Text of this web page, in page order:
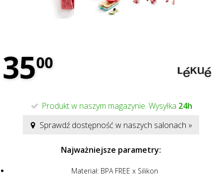
3500
Produkt w naszym magazynie. Wysyłka 24h
Sprawdź dostępność w naszych salonach »
Najważniejsze parametry:
Materiał: BPA FREE x Silikon